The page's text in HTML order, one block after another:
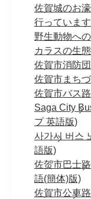
佐賀城のお
行っています
野生動物へ
カラスの生
佐賀市消防
佐賀市まち
佐賀市バス
Saga City
プ 英語版)
사가시 버스
語版)
佐贺市巴士
語(簡体)版)
佐賀市公車